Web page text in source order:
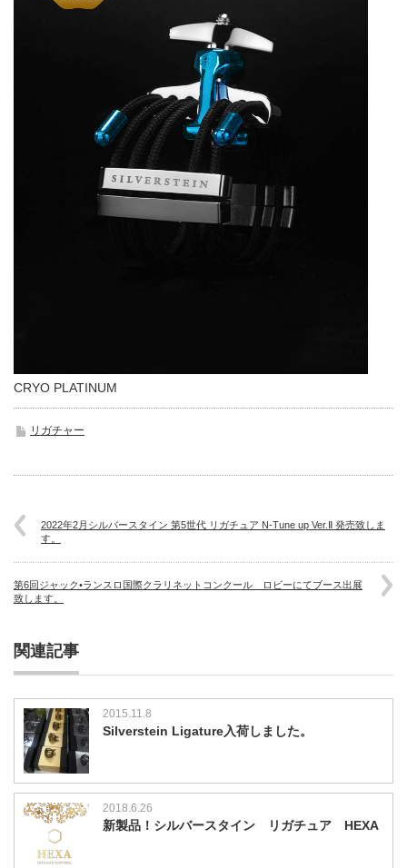
CRYO PLATINUM
リガチャー
2022年2月シルバースタイン 第5世代 リガチュア N-Tune up Ver.Ⅱ 発売致しま
す。
第6回ジャック•ランスロ国際クラリネットコンクール ロビーにてブース出展
致します。
関連記事
2015.11.8
Silverstein Ligature入荷しました。
2018.6.26
新製品！シルバースタイン リガチュア HEXA